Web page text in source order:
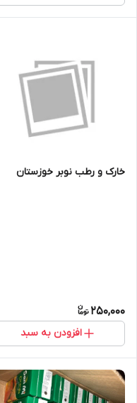
خارک و رطب نوبر خوزستان
250,000
افزودن به سبد